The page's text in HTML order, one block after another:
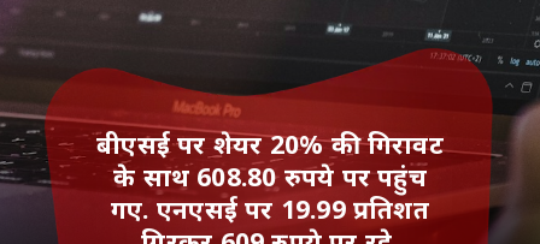
बीएसई पर शेयर 20% की गिरावट
के साथ 608.80 रुपये पर पहुंच
गए. एनएसई पर 19.99 प्रतिशत